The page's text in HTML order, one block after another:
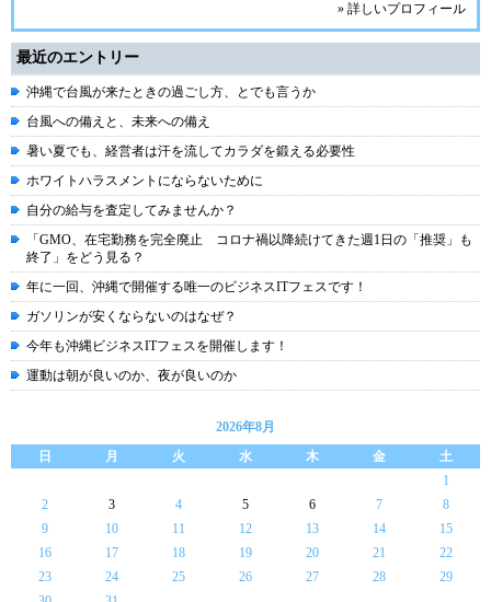
» 詳しいプロフィール
最近のエントリー
沖縄で台風が来たときの過ごし方、とでも言うか
台風への備えと、未来への備え
暑い夏でも、経営者は汗を流してカラダを鍛える必要性
ホワイトハラスメントにならないために
自分の給与を査定してみませんか？
「GMO、在宅勤務を完全廃止 コロナ禍以降続けてきた週1日の「推奨」も
終了」をどう見る？
年に一回、沖縄で開催する唯一のビジネスITフェスです！
ガソリンが安くならないのはなぜ？
今年も沖縄ビジネスITフェスを開催します！
運動は朝が良いのか、夜が良いのか
2026年8月
日
月 火 水 木 金
土
1
2
3 4 5 6 7
8
9
10 11 12 13 14
15
16
17 18 19 20 21
22
23
24 25 26 27 28
29